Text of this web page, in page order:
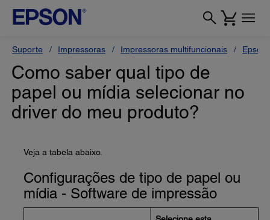
Suporte Impressoras Impressoras multifuncionais Epson
Como saber qual tipo de
papel ou mídia selecionar no
driver do meu produto?
Veja a tabela abaixo.
Configurações de tipo de papel ou
mídia - Software de impressão